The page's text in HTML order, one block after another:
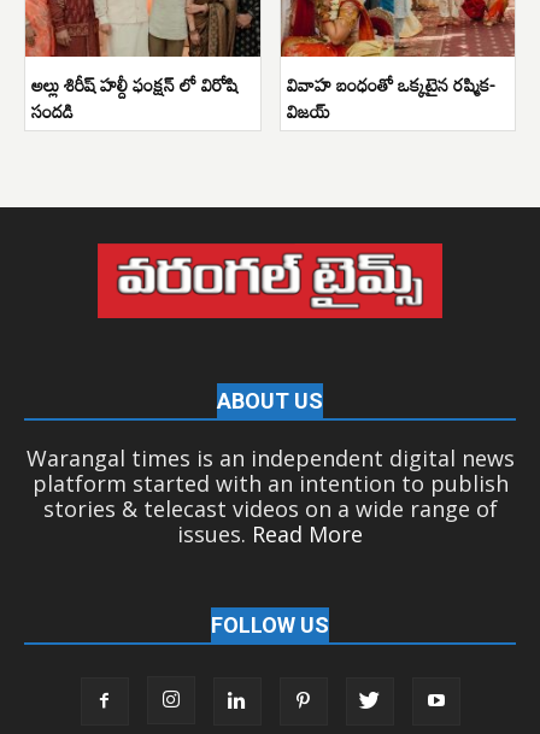
అల్లు శిరీష్ హల్దీ ఫంక్షన్ లో విరోషి
సందడి
వివాహ బంధంతో ఒక్కటైన రష్మిక-
విజయ్
ABOUT US
Warangal times is an independent digital news
platform started with an intention to publish
stories & telecast videos on a wide range of
issues. Read More
FOLLOW US